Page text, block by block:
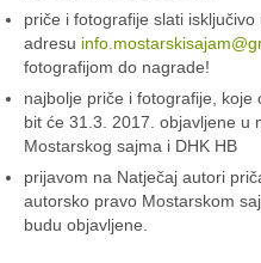
priče i fotografije slati
adresu
fotografijom do nagrade!
najbolje priče i fotografije, koje
bit će 31.3. 2017. objavljene u
Mostarskog sajma i DHK HB
prijavom na Natječaj autori
autorsko pravo Mostarskom
budu objavljene.